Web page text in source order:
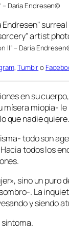
– Daria Endresen©
II” – Daria
, Tumblro
en su
mísera miopía- le
que nadie quiere.
todo son
todos los
sino un puro
. La
y siendo
síntoma.